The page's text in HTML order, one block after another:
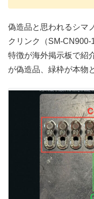
偽造品と思われるシマ
クリンク（SM-
特徴が海外掲示板で紹
が偽造品、緑枠が本物